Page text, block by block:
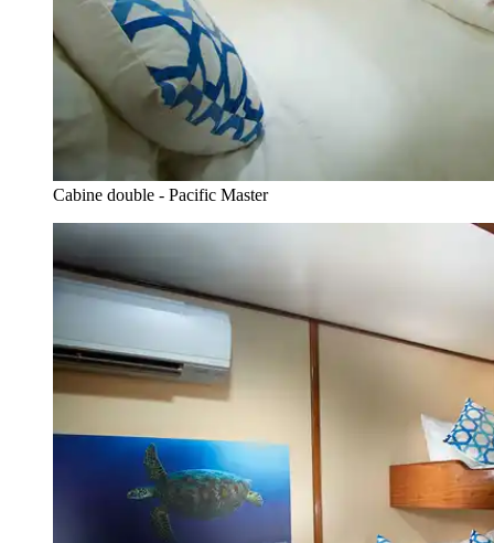
Cabine double - Pacific Master